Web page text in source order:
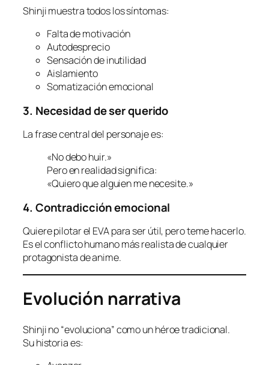
Shinji muestra todos los síntomas:
Falta de motivación
Autodesprecio
Sensación de inutilidad
Aislamiento
Somatización emocional
3. Necesidad de ser querido
La frase central del personaje es:
«No debo huir.»
Pero en realidad significa:
«Quiero que alguien me necesite.»
4. Contradicción emocional
Quiere pilotar el EVA para ser útil, pero teme hacerlo.
Es el conflicto humano más realista de cualquier
protagonista de anime.
Evolución narrativa
Shinji no “evoluciona” como un héroe tradicional.
Su historia es: